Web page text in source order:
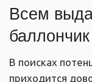
Всем
баллончик
В поисках
приходится